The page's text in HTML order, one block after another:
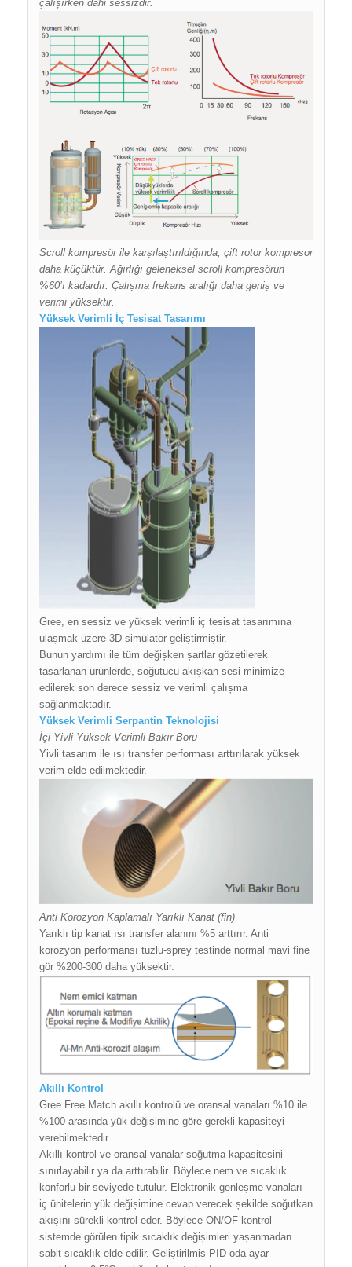
çalıșırken dahi sessizdir.
Scroll kompresör ile karșılaștırıldığında, çift rotor kompresor
daha küçüktür. Ağırlığı geleneksel scroll kompresörun
%60’ı kadardır. Çalıșma frekans aralığı daha geniș ve
verimi yüksektir.
Yüksek Verimli İç Tesisat Tasarımı
Gree, en sessiz ve yüksek verimli iç tesisat tasarımına
ulașmak üzere 3D simülatör geliștirmiștir.
Bunun yardımı ile tüm değișken șartlar gözetilerek
tasarlanan ürünlerde, soğutucu akıșkan sesi minimize
edilerek son derece sessiz ve verimli çalıșma
sağlanmaktadır.
Yüksek Verimli Serpantin Teknolojisi
İçi Yivli Yüksek Verimli Bakır Boru
Yivli tasarım ile ısı transfer performası arttırılarak yüksek
verim elde edilmektedir.
Anti Korozyon Kaplamalı Yarıklı Kanat (fin)
Yarıklı tip kanat ısı transfer alanını %5 arttırır. Anti
korozyon performansı tuzlu-sprey testinde normal mavi fine
gör %200-300 daha yüksektir.
Akıllı Kontrol
Gree Free Match akıllı kontrolü ve oransal vanaları %10 ile
%100 arasında yük değișimine göre gerekli kapasiteyi
verebilmektedir.
Akıllı kontrol ve oransal vanalar soğutma kapasitesini
sınırlayabilir ya da arttırabilir. Böylece nem ve sıcaklık
konforlu bir seviyede tutulur. Elektronik genleșme vanaları
iç ünitelerin yük değișimine cevap verecek șekilde soğutkan
akıșını sürekli kontrol eder. Böylece ON/OF kontrol
sistemde görülen tipik sıcaklık değișimleri yașanmadan
sabit sıcaklık elde edilir. Geliștirilmiș PID oda ayar